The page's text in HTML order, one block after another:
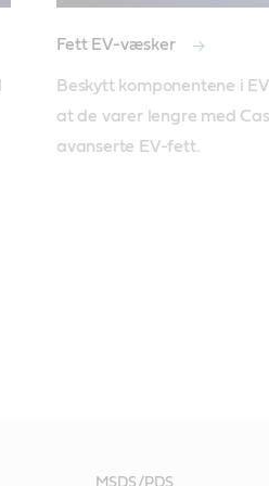
Fett EV-væsker
Beskytt komponentene i
at de varer lengre med
avanserte EV-fett.
MSDS/PDS